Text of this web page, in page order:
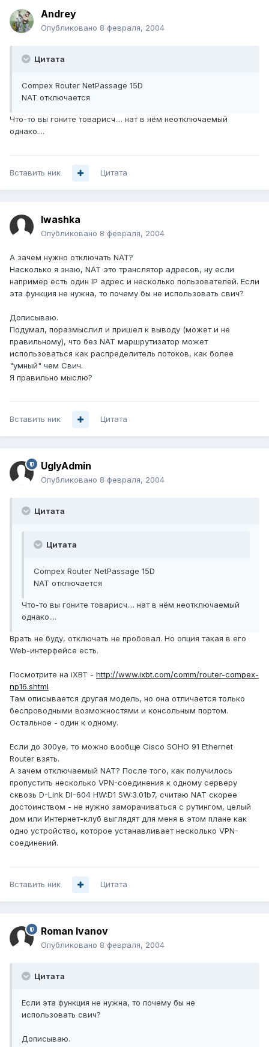
Andrey
Опубликовано 8 февраля, 2004
Цитата
Compex Router NetPassage 15D
NAT отключается
Что-то вы гоните товарисч.... нат в нём неотключаемый
однако....
Вставить ник Цитата
Iwashka
Опубликовано 8 февраля, 2004
А зачем нужно отключать NAT?
Насколько я знаю, NAT это транслятор адресов, ну если
например есть один IP адрес и несколько пользователей. Если
эта функция не нужна, то почему бы не использовать свич?
Дописываю.
Подумал, поразмыслил и пришел к выводу (может и не
правильному), что без NAT маршрутизатор может
использоваться как распределитель потоков, как более
"умный" чем Свич.
Я правильно мыслю?
Вставить ник Цитата
UglyAdmin
Опубликовано 8 февраля, 2004
Цитата
Цитата
Compex Router NetPassage 15D
NAT отключается
Что-то вы гоните товарисч.... нат в нём неотключаемый
однако....
Врать не буду, отключать не пробовал. Но опция такая в его
Web-интерфейсе есть.
Посмотрите на iXBT - http://www.ixbt.com/comm/router-compex-
np16.shtml
Там описывается другая модель, но она отличается только
беспроводными возможностями и консольным портом.
Остальное - один к одному.
Если до 300уе, то можно вообще Cisco SOHO 91 Ethernet
Router взять.
А зачем отключаемый NAT? После того, как получилось
пропустить несколько VPN-соединения к одному серверу
сквозь D-Link DI-604 HW:D1 SW:3.01b7, считаю NAT скорее
достоинством - не нужно заморачиваться с рутингом, целый
дом или Интернет-клуб выглядят для меня в этом плане как
одно устройство, которое устанавливает несколько VPN-
соединений.
Вставить ник Цитата
Roman Ivanov
Опубликовано 8 февраля, 2004
Цитата
Если эта функция не нужна, то почему бы не
использовать свич?
Дописываю.